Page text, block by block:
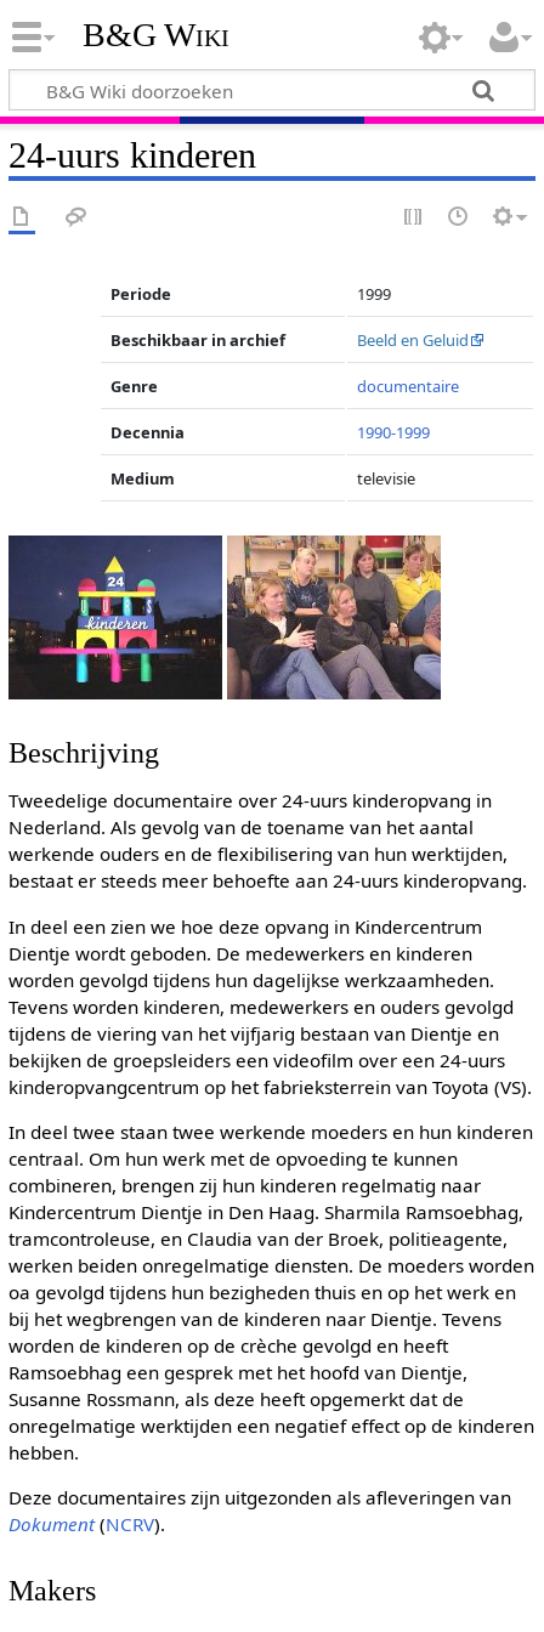
B&G Wiki
24-uurs kinderen
Periode 1999
Beschikbaar in archief Beeld en Geluid
Genre documentaire
Decennia 1990-1999
Medium televisie
Beschrijving
Tweedelige documentaire over 24-uurs kinderopvang in
Nederland. Als gevolg van de toename van het aantal
werkende ouders en de flexibilisering van hun werktijden,
bestaat er steeds meer behoefte aan 24-uurs kinderopvang.
In deel een zien we hoe deze opvang in Kindercentrum
Dientje wordt geboden. De medewerkers en kinderen
worden gevolgd tijdens hun dagelijkse werkzaamheden.
Tevens worden kinderen, medewerkers en ouders gevolgd
tijdens de viering van het vijfjarig bestaan van Dientje en
bekijken de groepsleiders een videofilm over een 24-uurs
kinderopvangcentrum op het fabrieksterrein van Toyota (VS).
In deel twee staan twee werkende moeders en hun kinderen
centraal. Om hun werk met de opvoeding te kunnen
combineren, brengen zij hun kinderen regelmatig naar
Kindercentrum Dientje in Den Haag. Sharmila Ramsoebhag,
tramcontroleuse, en Claudia van der Broek, politieagente,
werken beiden onregelmatige diensten. De moeders worden
oa gevolgd tijdens hun bezigheden thuis en op het werk en
bij het wegbrengen van de kinderen naar Dientje. Tevens
worden de kinderen op de crèche gevolgd en heeft
Ramsoebhag een gesprek met het hoofd van Dientje,
Susanne Rossmann, als deze heeft opgemerkt dat de
onregelmatige werktijden een negatief effect op de kinderen
hebben.
Deze documentaires zijn uitgezonden als afleveringen van
Dokument(NCRV).
Makers